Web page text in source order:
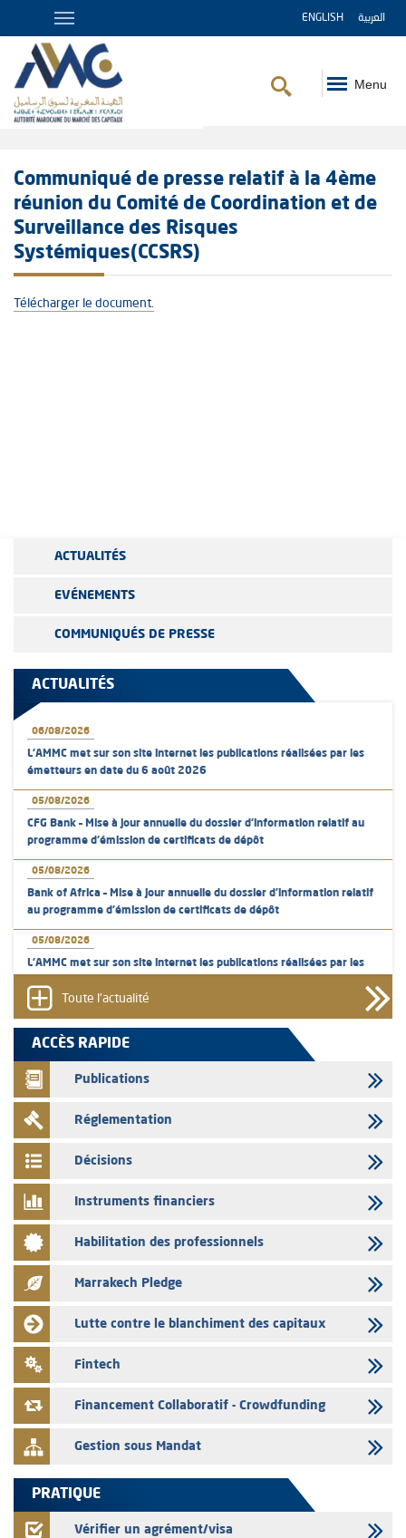
ENGLISH العربية
Menu
Communiqué de presse relatif à la 4ème
réunion du Comité de Coordination et de
Surveillance des Risques
Systémiques(CCSRS)
Télécharger le document.
ACTUALITÉS
EVÉNEMENTS
COMMUNIQUÉS DE PRESSE
ACTUALITÉS
06/08/2026
L’AMMC met sur son site internet les publications réalisées par les
émetteurs en date du 6 août 2026
05/08/2026
CFG Bank – Mise à jour annuelle du dossier d’information relatif au
programme d'émission de certificats de dépôt
05/08/2026
Bank of Africa – Mise à jour annuelle du dossier d’information relatif
au programme d'émission de certificats de dépôt
05/08/2026
L’AMMC met sur son site internet les publications réalisées par les
04/08/2026
L’AMMC met sur son site internet les publications réalisées par les
émetteurs en date du 4 août 2026
03/08/2026
Saham Bank – Mise à jour annuelle du dossier d’information relatif au
programme d'émission de certificats de dépôt
L’AMMC met sur son site internet les publications réalisées par les
03/08/2026
Liste des agréments et visas d'OPCVM accordés par l'AMMC pour le
mois de juillet 2026
03/08/2026
L' AMMC publie les indicateurs mensuels du marché des capitaux pour
le mois de Juin 2026
31/07/2026
L’AMMC met sur son site internet les publications réalisées par les
émetteurs du 30 au 31 juillet 2026
Toute l'actualité
ACCÈS RAPIDE
Publications
Réglementation
Décisions
Instruments financiers
Habilitation des professionnels
Marrakech Pledge
Lutte contre le blanchiment des capitaux
Fintech
Financement Collaboratif - Crowdfunding
Gestion sous Mandat
PRATIQUE
Vérifier un agrément/visa